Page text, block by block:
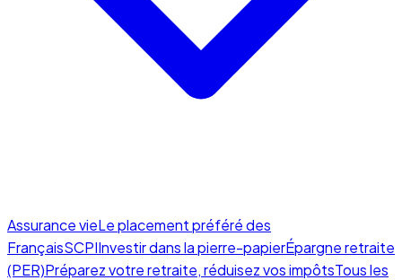
Assurance vieLe placement préféré des
FrançaisSCPIInvestir dans la pierre-papierÉpargne retraite
(PER)Préparez votre retraite, réduisez vos impôtsTous les